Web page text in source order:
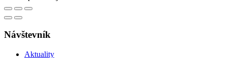
Návštevník
Aktuality